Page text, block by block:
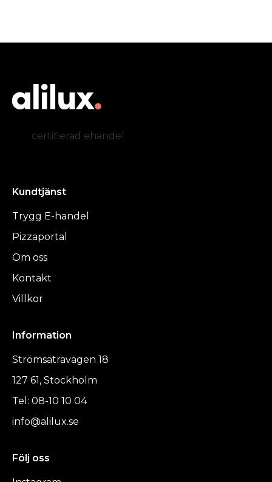
certifierad ehandel
Kundtjänst
Trygg E-handel
Pizzaportal
Om oss
Kontakt
Villkor
Information
Strömsätravägen 18
127 61, Stockholm
Tel: 08-10 10 04
info@alilux.se
Följ oss